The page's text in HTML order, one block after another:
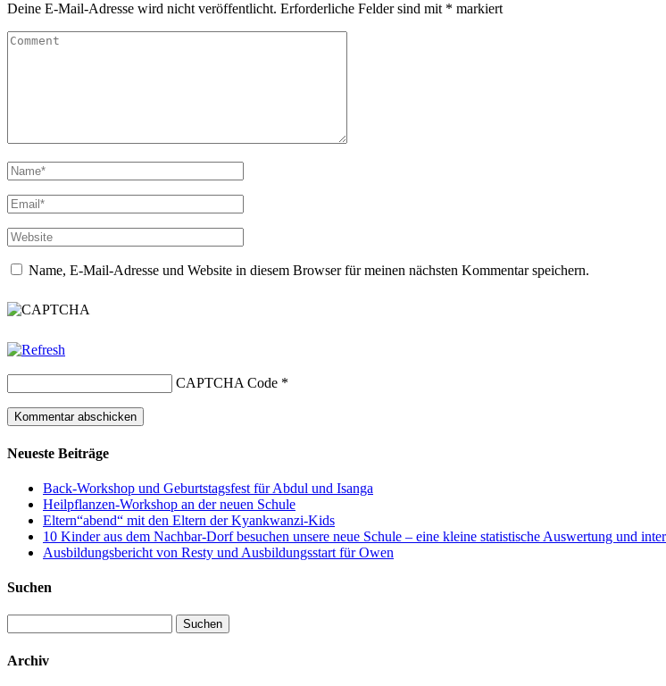
Deine E-Mail-Adresse wird nicht veröffentlicht. Erforderliche Felder sind mit * markiert
Name, E-Mail-Adresse und Website in diesem Browser für meinen nächsten Kommentar speichern.
CAPTCHA Code *
Neueste Beiträge
Back-Workshop und Geburtstagsfest für Abdul und Isanga
Heilpflanzen-Workshop an der neuen Schule
Eltern“abend“ mit den Eltern der Kyankwanzi-Kids
10 Kinder aus dem Nachbar-Dorf besuchen unsere neue Schule – eine kleine statistische Auswertung und
Ausbildungsbericht von Resty und Ausbildungsstart für Owen
Suchen
nach:
Archiv